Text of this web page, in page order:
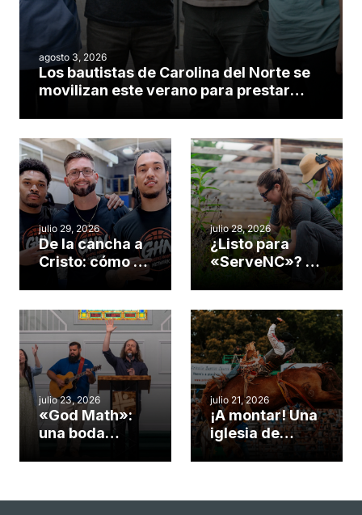
agosto 3, 2026
Los bautistas de Carolina del Norte se
movilizan este verano para prestar
julio 29, 2026
De la cancha a
Cristo: cómo el
gimnasio de
Cary se
convirtió en un
insólito campo
misionero te
cuento
julio 28, 2026
¿Listo para
«ServeNC»? 4
obra de Dios
durante la
Semana
ServeNC
julio 23, 2026
«God Math»:
una boda
celebra el
julio 21, 2026
¡A montar! Una
iglesia de
rodeo anual en